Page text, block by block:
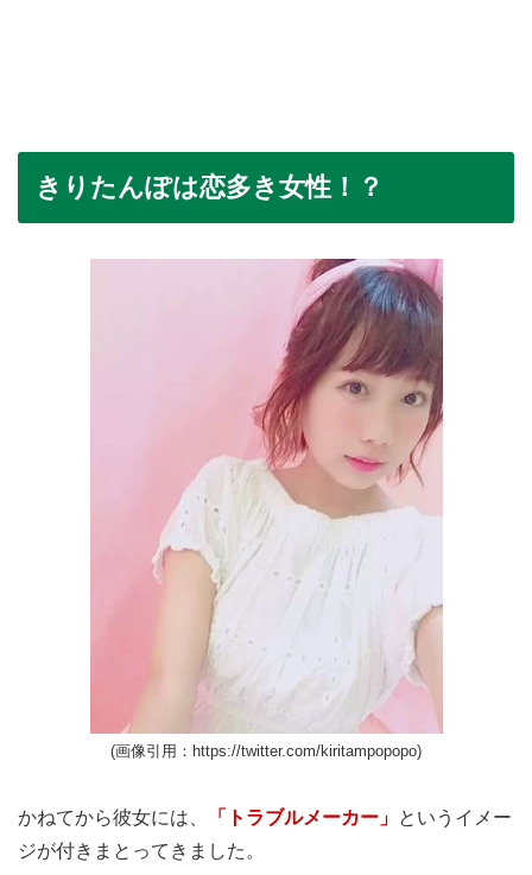
きりたんぽは恋多き女性！？
(画像引用：https://twitter.com/kiritampopopo)
かねてから彼女には、 「トラブルメーカー」 というイメー
ジが付きまとってきました。